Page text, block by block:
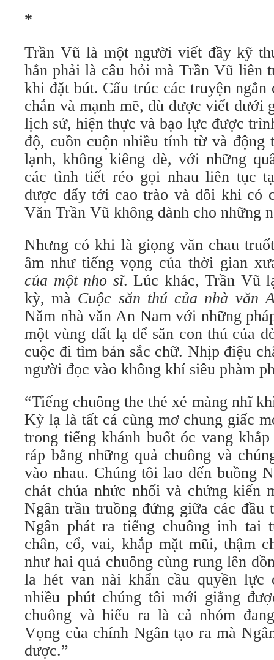
*
Trần Vũ là một người viết đầy kỹ
hẳn phải là câu hỏi mà Trần Vũ liên
khi đặt bút. Cấu trúc các truyện ngắn
chắn và mạnh mẽ, dù được viết dưới
lịch sử, hiện thực và bạo lực được
độ, cuồn cuộn nhiều tính từ và động
lạnh, không kiêng dè, với những
các tình tiết réo gọi nhau liên tục
được đẩy tới cao trào và đôi khi có
Văn Trần Vũ không dành cho những
Nhưng có khi là giọng văn chau
âm như tiếng vọng của thời gian
của một nho sĩ. Lúc khác, Trần Vũ
kỳ, mà Cuộc săn thú của nhà văn
Năm nhà văn An Nam với những
một vùng đất lạ để săn con thú của
cuộc đi tìm bản sắc chữ. Nhịp điệu
người đọc vào không khí siêu phàm
“Tiếng chuông the thé xé màng nhĩ
Kỳ lạ là tất cả cùng mơ chung giấc
trong tiếng khánh buốt óc vang
ráp bằng những quả chuông và
vào nhau. Chúng tôi lao đến buồng
chát chúa nhức nhối và chứng kiến
Ngân trần truồng đứng giữa các đầu
Ngân phát ra tiếng chuông inh tai
chân, cổ, vai, khắp mặt mũi, thậm
như hai quả chuông cùng rung lên
la hét van nài khẩn cầu quyền lực
nhiều phút chúng tôi mới giằng
chuông và hiểu ra là cả nhóm
Vọng của chính Ngân tạo ra mà
được.”